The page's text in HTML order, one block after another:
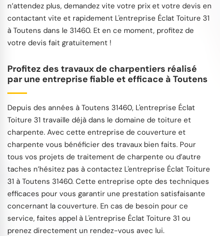
n’attendez plus, demandez vite votre prix et votre devis en
contactant vite et rapidement L'entreprise Éclat Toiture 31
à Toutens dans le 31460. Et en ce moment, profitez de
votre devis fait gratuitement !
Profitez des travaux de charpentiers réalisé
par une entreprise fiable et efficace à Toutens
Depuis des années à Toutens 31460, L'entreprise Éclat
Toiture 31 travaille déjà dans le domaine de toiture et
charpente. Avec cette entreprise de couverture et
charpente vous bénéficier des travaux bien faits. Pour
tous vos projets de traitement de charpente ou d’autre
taches n’hésitez pas à contactez L'entreprise Éclat Toiture
31 à Toutens 31460. Cette entreprise opte des techniques
efficaces pour vous garantir une prestation satisfaisante
concernant la couverture. En cas de besoin pour ce
service, faites appel à L'entreprise Éclat Toiture 31 ou
prenez directement un rendez-vous avec lui.